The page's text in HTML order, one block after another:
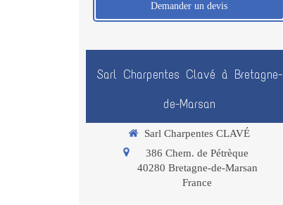
Demander un devis
Sarl Charpentes Clavé à Bretagne-
de-Marsan
Sarl Charpentes CLAVÉ
386 Chem. de Pétrèque
40280 Bretagne-de-Marsan
France